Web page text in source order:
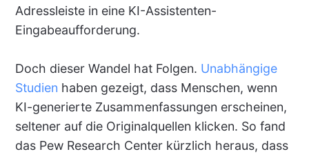
Adressleiste in eine KI-Assistenten-
Eingabeaufforderung.
Doch dieser Wandel hat Folgen. Unabhängige
Studien haben gezeigt, dass Menschen, wenn
KI-generierte Zusammenfassungen erscheinen,
seltener auf die Originalquellen klicken. So fand
das Pew Research Center kürzlich heraus, dass